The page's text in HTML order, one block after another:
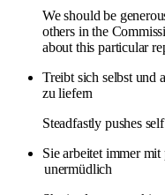
We should be
others in the
about this particular
Treibt sich selbst und
zu liefern
Steadfastly pushes
Sie arbeitet immer
unermüdlich